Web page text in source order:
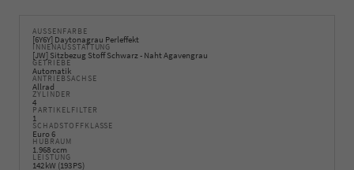
AUSSENFARBE
[6Y6Y] Daytonagrau Perleffekt
INNENAUSSTATTUNG
[JW] Sitzbezug Stoff Schwarz - Naht Agavengrau
GETRIEBE
Automatik
ANTRIEBSACHSE
Allrad
ZYLINDER
4
PARTIKELFILTER
1
SCHADSTOFFKLASSE
Euro 6
HUBRAUM
1.968 ccm
LEISTUNG
142 kW (193 PS)